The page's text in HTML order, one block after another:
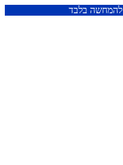
להמחשה בלבד